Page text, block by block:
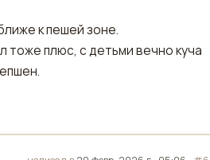
к пешей зоне.
тоже плюс, с детьми вечно куча